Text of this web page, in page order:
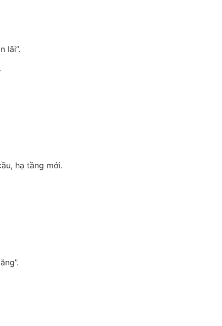
lãi”.
hạ tầng mới.